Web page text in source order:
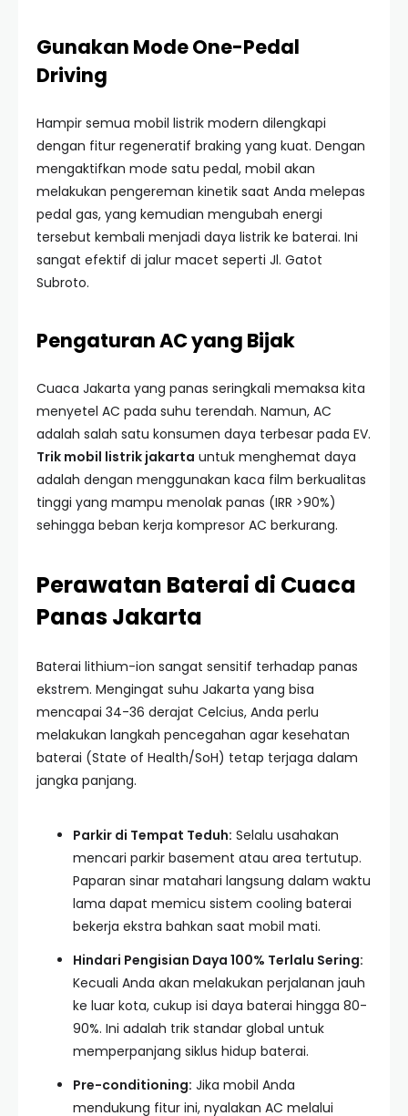
Gunakan Mode One-Pedal
Driving
Hampir semua mobil listrik modern dilengkapi
dengan fitur regeneratif braking yang kuat. Dengan
mengaktifkan mode satu pedal, mobil akan
melakukan pengereman kinetik saat Anda melepas
pedal gas, yang kemudian mengubah energi
tersebut kembali menjadi daya listrik ke baterai. Ini
sangat efektif di jalur macet seperti Jl. Gatot
Subroto.
Pengaturan AC yang Bijak
Cuaca Jakarta yang panas seringkali memaksa kita
menyetel AC pada suhu terendah. Namun, AC
adalah salah satu konsumen daya terbesar pada EV.
Trik mobil listrik jakarta untuk menghemat daya
adalah dengan menggunakan kaca film berkualitas
tinggi yang mampu menolak panas (IRR >90%)
sehingga beban kerja kompresor AC berkurang.
Perawatan Baterai di Cuaca
Panas Jakarta
Baterai lithium-ion sangat sensitif terhadap panas
ekstrem. Mengingat suhu Jakarta yang bisa
mencapai 34-36 derajat Celcius, Anda perlu
melakukan langkah pencegahan agar kesehatan
baterai (State of Health/SoH) tetap terjaga dalam
jangka panjang.
Parkir di Tempat Teduh: Selalu usahakan
mencari parkir basement atau area tertutup.
Paparan sinar matahari langsung dalam waktu
lama dapat memicu sistem cooling baterai
bekerja ekstra bahkan saat mobil mati.
Hindari Pengisian Daya 100% Terlalu Sering:
Kecuali Anda akan melakukan perjalanan jauh
ke luar kota, cukup isi daya baterai hingga 80-
90%. Ini adalah trik standar global untuk
memperpanjang siklus hidup baterai.
Pre-conditioning: Jika mobil Anda
mendukung fitur ini, nyalakan AC melalui